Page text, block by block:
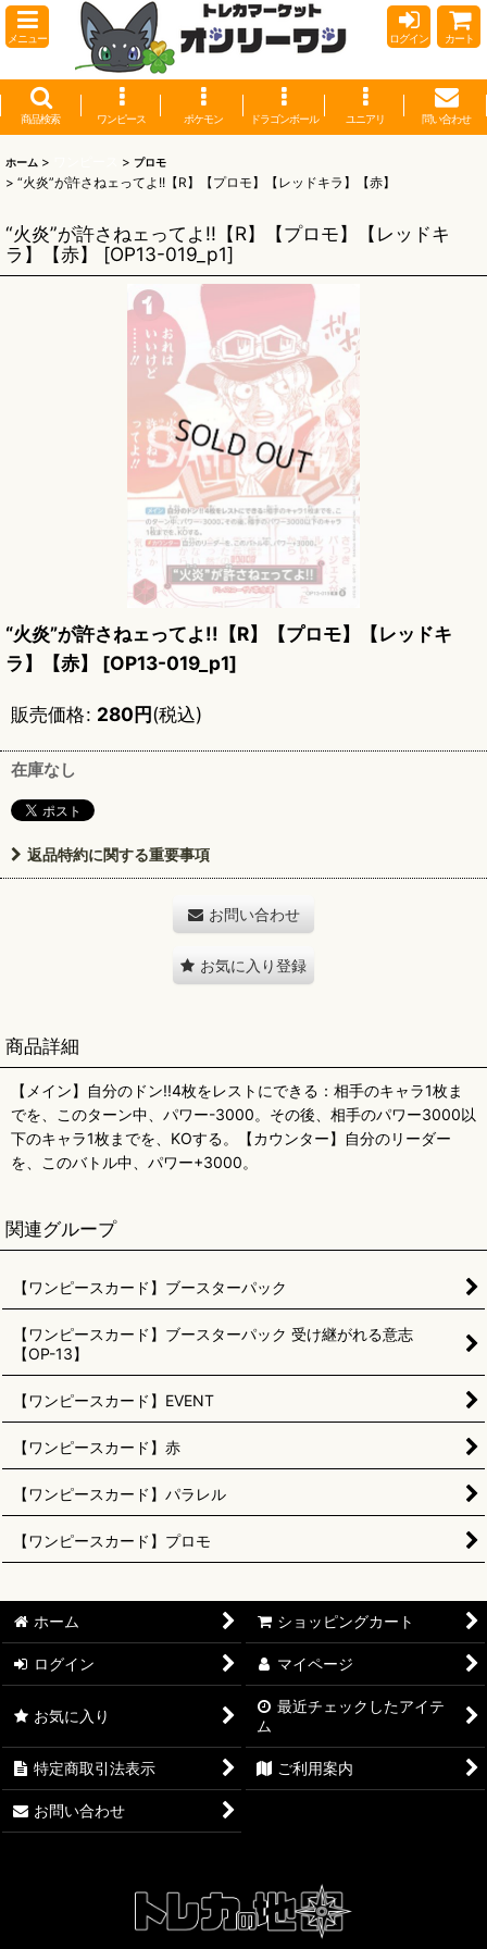
メニュー ログイン カート
商品検索 ワンピース ポケモン ドラゴンボール ユニアリ 問い合わせ
ホーム > > プロモ
> “火炎”が許さねェってよ!!【R】【プロモ】【レッドキラ】【赤】
“火炎”が許さねェってよ!!【R】【プロモ】【レッドキ
ラ】【赤】
[OP13-019_p1]
“火炎”が許さねェってよ!!【R】【プロモ】【レッドキ
ラ】【赤】
[OP13-019_p1]
販売価格: 280円(税込)
在庫なし
返品特約に関する重要事項
お問い合わせ
お気に入り登録
商品詳細
【メイン】自分のドン!!4枚をレストにできる：相手のキャラ1枚ま
でを、このターン中、パワー-3000。その後、相手のパワー3000以
下のキャラ1枚までを、KOする。【カウンター】自分のリーダー
を、このバトル中、パワー+3000。
関連グループ
【ワンピースカード】ブースターパック
【ワンピースカード】ブースターパック 受け継がれる意志
【OP-13】
【ワンピースカード】EVENT
【ワンピースカード】赤
【ワンピースカード】パラレル
【ワンピースカード】プロモ
ホーム ショッピングカート
ログイン マイページ
お気に入り
最近チェックしたアイテ
ム
特定商取引法表示 ご利用案内
お問い合わせ